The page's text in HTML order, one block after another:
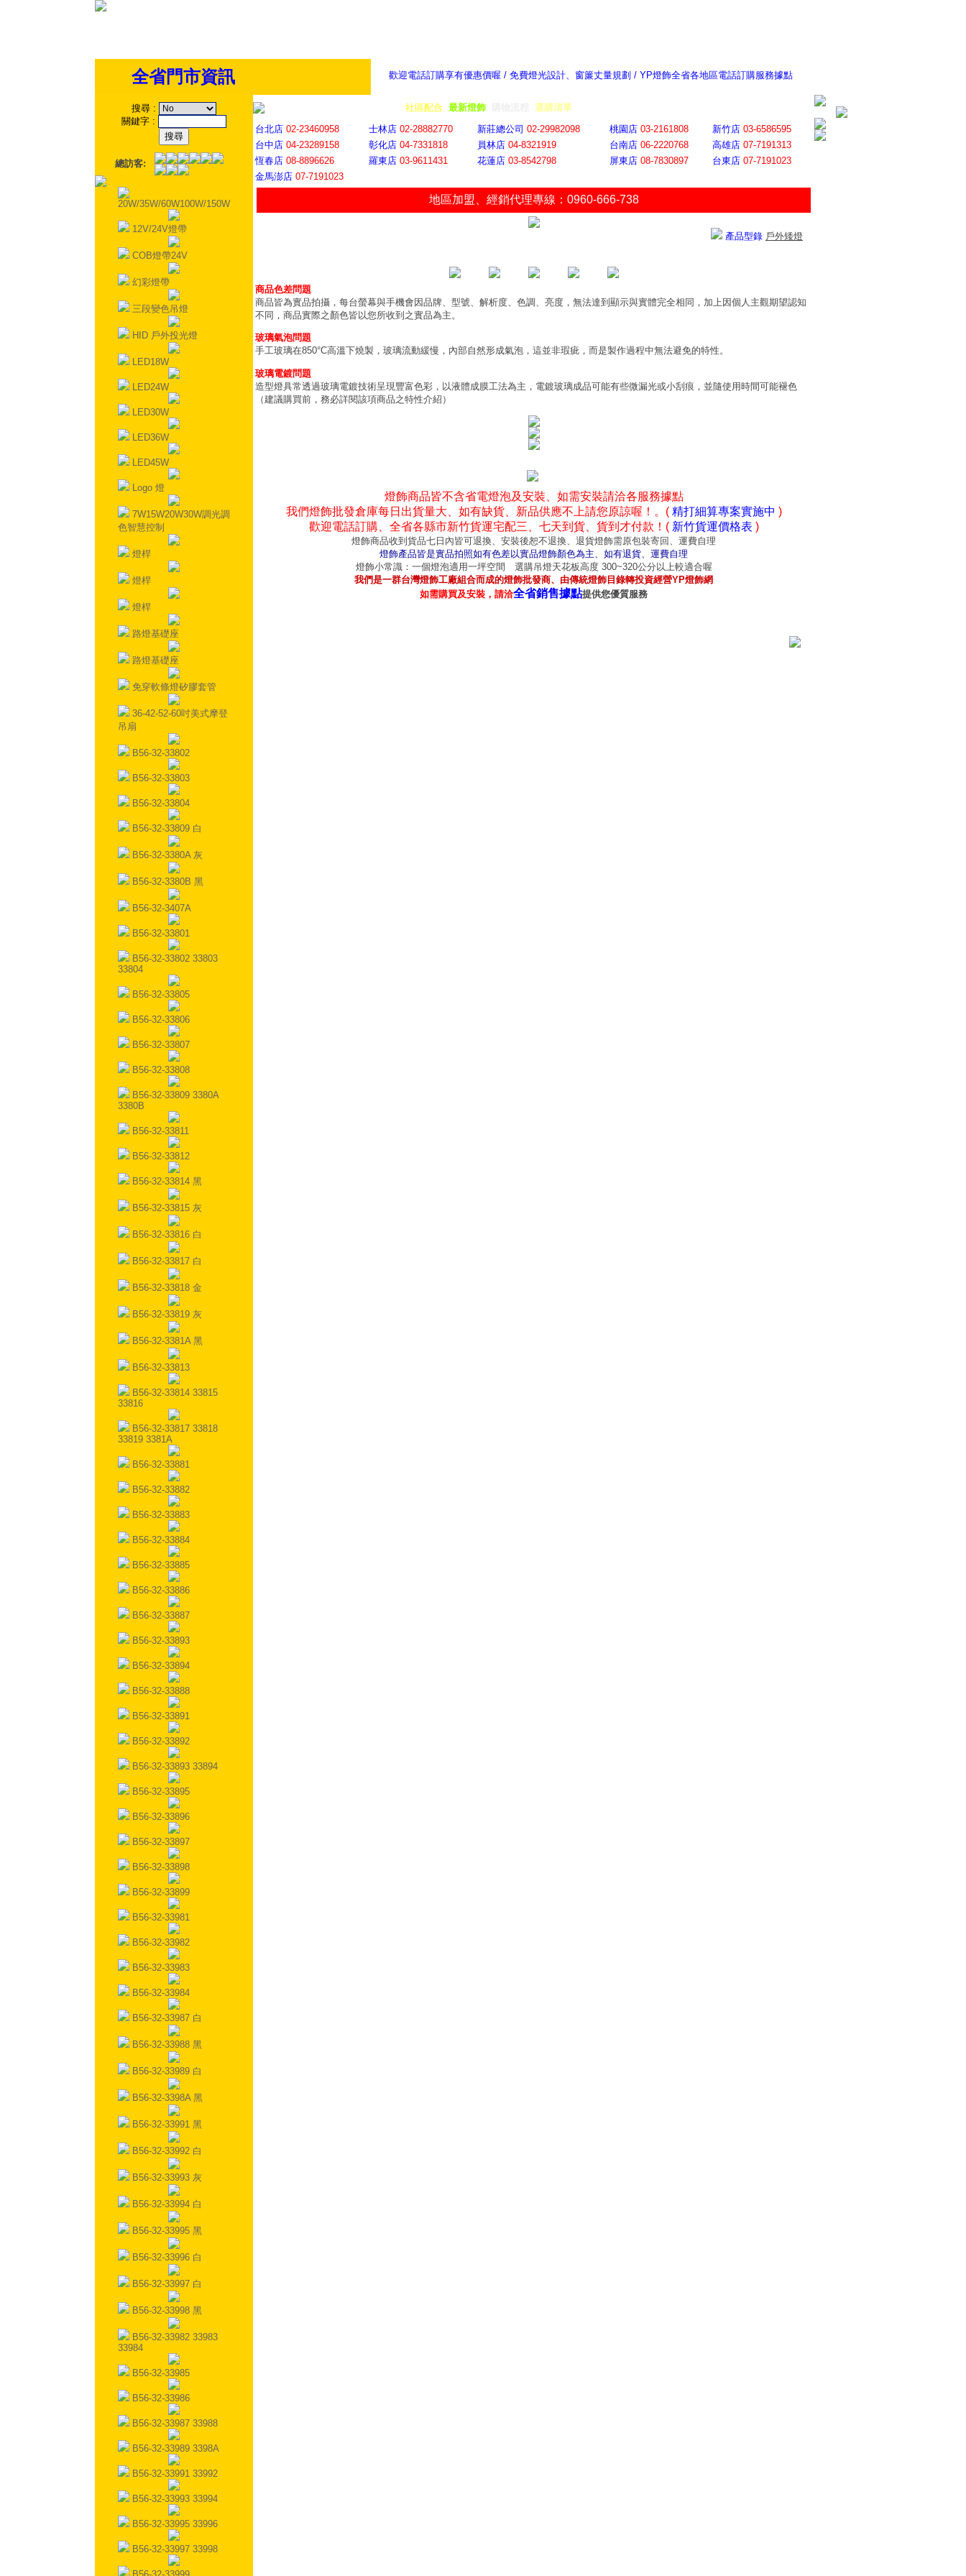
歡迎電話訂購享有優惠價喔 / 免費燈光設計、窗簾丈量規劃 / YP燈飾全省各地區電話訂購服務據點
全省門市資訊
搜尋 :
關鍵字 :
總訪客:
20W/35W/60W100W/150W
12V/24V燈帶
COB燈帶24V
幻彩燈帶
三段變色吊燈
HID 戶外投光燈
LED18W
LED24W
LED30W
LED36W
LED45W
Logo 燈
7W15W20W30W調光調
色智慧控制
燈桿
燈桿
燈桿
路燈基礎座
路燈基礎座
免穿軟條燈矽膠套管
36-42-52-60吋美式摩登
吊扇
B56-32-33802
B56-32-33803
B56-32-33804
B56-32-33809 白
B56-32-3380A 灰
B56-32-3380B 黑
B56-32-3407A
B56-32-33801
B56-32-33802 33803
33804
B56-32-33805
B56-32-33806
B56-32-33807
B56-32-33808
B56-32-33809 3380A
3380B
B56-32-33811
B56-32-33812
B56-32-33814 黑
B56-32-33815 灰
B56-32-33816 白
B56-32-33817 白
B56-32-33818 金
B56-32-33819 灰
B56-32-3381A 黑
B56-32-33813
B56-32-33814 33815
33816
B56-32-33817 33818
33819 3381A
B56-32-33881
B56-32-33882
B56-32-33883
B56-32-33884
B56-32-33885
B56-32-33886
B56-32-33887
B56-32-33893
B56-32-33894
B56-32-33888
B56-32-33891
B56-32-33892
B56-32-33893 33894
B56-32-33895
B56-32-33896
B56-32-33897
B56-32-33898
B56-32-33899
B56-32-33981
B56-32-33982
B56-32-33983
B56-32-33984
B56-32-33987 白
B56-32-33988 黑
B56-32-33989 白
B56-32-3398A 黑
B56-32-33991 黑
B56-32-33992 白
B56-32-33993 灰
B56-32-33994 白
B56-32-33995 黑
B56-32-33996 白
B56-32-33997 白
B56-32-33998 黑
B56-32-33982 33983
33984
B56-32-33985
B56-32-33986
B56-32-33987 33988
B56-32-33989 3398A
B56-32-33991 33992
B56-32-33993 33994
B56-32-33995 33996
B56-32-33997 33998
社區配合 最新燈飾 選購清單
台北店 02-23460958 士林店 02-28882770 新莊總公司 02-29982098 桃園店 03-2161808 新竹店 03-6586595
台中店 04-23289158 彰化店 04-7331818 員林店 04-8321919 台南店 06-2220768 高雄店 07-7191313
恆春店 08-8896626 羅東店 03-9611431 花蓮店 03-8542798 屏東店 08-7830897 台東店 07-7191023
金馬澎店 07-7191023
地區加盟 經銷代理專線：0960-666-738
產品型錄 戶外矮燈
商品色差問題
商品皆為實品拍攝，每台螢幕與手機會因品牌、型號、解析度、色調、亮度，無法達到顯示與實體完全相同，加上因個人主觀期望認知
不同，商品實際之顏色皆以您所收到之實品為主。
玻璃氣泡問題
手工玻璃在850°C高溫下燒製，玻璃流動緩慢，內部自然形成氣泡，這並非瑕疵，而是製作過程中無法避免的特性。
玻璃電鍍問題
造型燈具常透過玻璃電鍍技術呈現豐富色彩，以液體成膜工法為主，電鍍玻璃成品可能有些微漏光或小刮痕，並隨使用時間可能褪色
（建議購買前，務必詳閱該項商品之特性介紹）
燈飾商品皆不含省電燈泡及安裝、如需安裝請洽各服務據點
我們燈飾批發倉庫每日出貨量大、如有缺貨、新品供應不上請您原諒喔！。( 精打細算專案實施中 )
歡迎電話訂購、全省各縣市新竹貨運宅配三、七天到貨、貨到才付款！( 新竹貨運價格表 )
燈飾商品收到貨品七日內皆可退換、安裝後恕不退換、退貨燈飾需原包裝寄回、運費自理
燈飾產品皆是實品拍照如有色差以實品燈飾顏色為主、如有退貨、運費自理
燈飾小常識：一個燈泡適用一坪空間 選購吊燈天花板高度 300~320公分以上較適合喔
我們是一群台灣燈飾工廠組合而成的燈飾批發商、由傳統燈飾目錄轉投資經營YP燈飾網
如需購買及安裝，請洽全省銷售據點提供您優質服務